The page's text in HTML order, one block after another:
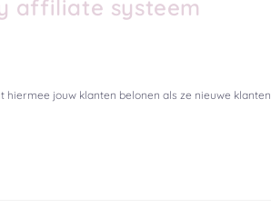
affiliate systeem
jouw klanten belonen als ze nieuwe